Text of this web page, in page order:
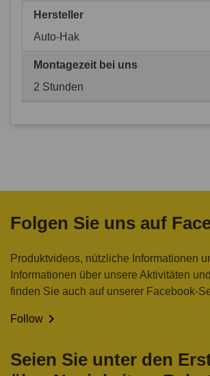
Hersteller
Auto-Hak
Montagezeit bei uns
2 Stunden
Folgen Sie uns auf
Produktvideos, nützliche Informationen
Informationen über unsere Aktivitäten
finden Sie auch auf unserer Facebook-
Follow 
Seien Sie unter den